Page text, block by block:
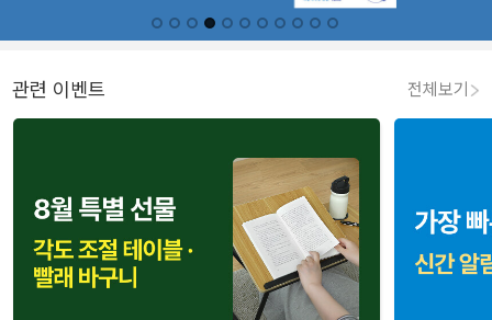
관련 이벤트 전체보기